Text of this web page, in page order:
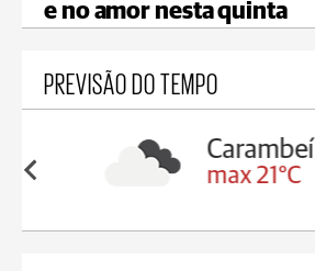
e no amor nesta quinta
PREVISÃO DO TEMPO
19°C
Carambeí
max 21°C